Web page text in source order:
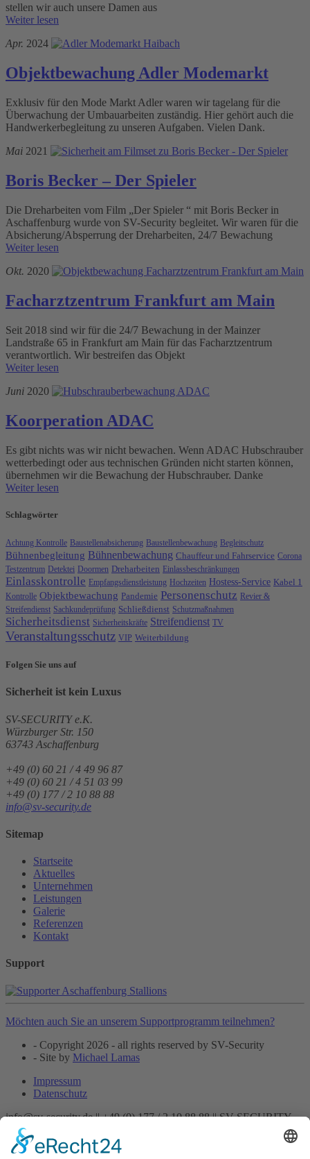
stellen wir auch unsere Damen aus
Weiter lesen
Apr. 2024
Objektbewachung Adler Modemarkt
Exklusiv für den Mode Markt Adler waren wir tagelang für die
Überwachung der Umbauarbeiten zuständig. Hier gehört auch die
Handwerkerbegleitung zu unseren Aufgaben. Vielen Dank.
Mai 2021
Boris Becker – Der Spieler
Die Dreharbeiten vom Film „Der Spieler “ mit Boris Becker in
Aschaffenburg wurde von SV-Security begleitet. Wir waren für die
Absicherung/Absperrung der Dreharbeiten, 24/7 Bewachung
Weiter lesen
Okt. 2020
Facharztzentrum Frankfurt am Main
Seit 2018 sind wir für die 24/7 Bewachung in der Mainzer
Landstraße 65 in Frankfurt am Main für das Facharztzentrum
verantwortlich. Wir bestreifen das Objekt
Weiter lesen
Juni 2020
Koorperation ADAC
Es gibt nichts was wir nicht bewachen. Wenn ADAC Hubschrauber
wetterbedingt oder aus technischen Gründen nicht starten können,
übernehmen wir die Bewachung der Hubschrauber. Danke
Weiter lesen
Schlagwörter
Achtung Kontrolle Baustellenabsicherung Baustellenbewachung Begleitschutz
Bühnenbegleitung Bühnenbewachung Chauffeur und Fahrservice Corona
Testzentrum Detektei Doormen Dreharbeiten Einlassbeschränkungen
Einlasskontrolle Empfangsdienstleistung Hochzeiten Hostess-Service Kabel 1
Kontrolle Objektbewachung Pandemie Personenschutz Revier &
Streifendienst Sachkundeprüfung Schließdienst Schutzmaßnahmen
Sicherheitsdienst Sicherheitskräfte Streifendienst TV
Veranstaltungsschutz VIP Weiterbildung
Folgen Sie uns auf
Sicherheit ist kein Luxus
SV-SECURITY e.K.
Würzburger Str. 150
63743 Aschaffenburg
+49 (0) 60 21 / 4 49 96 87
+49 (0) 60 21 / 4 51 03 99
+49 (0) 177 / 2 10 88 88
info@sv-security.de
Sitemap
Startseite
Aktuelles
Unternehmen
Leistungen
Galerie
Referenzen
Kontakt
Support
Möchten auch Sie an unserem Supportprogramm teilnehmen?
- Copyright 2026 - all rights reserved by SV-Security
- Site by Michael Lamas
Impressum
Datenschutz
info@sv-security.de ||+49 (0) 177 / 2 10 88 88 ||SV-SECURITY
Startseite
Aktuelles